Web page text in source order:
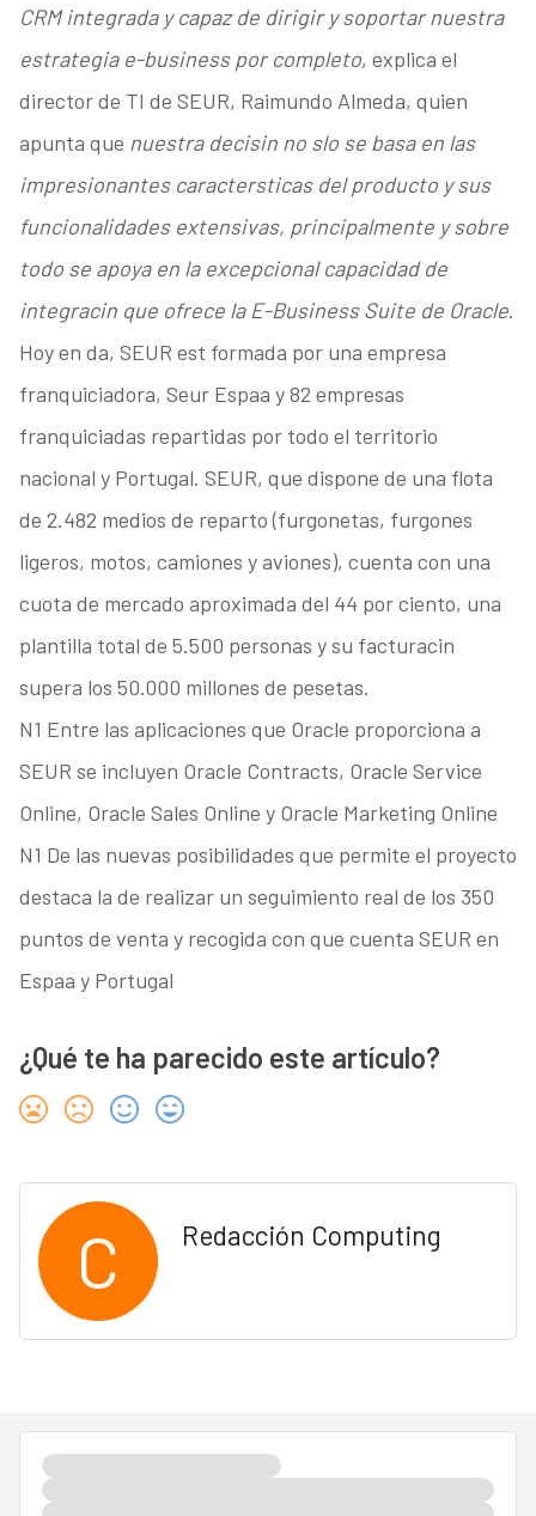
CRM integrada y capaz de dirigir y soportar nuestra
estrategia e-business por completo, explica el
director de TI de SEUR, Raimundo Almeda, quien
apunta que nuestra decisin no slo se basa en las
impresionantes caractersticas del producto y sus
funcionalidades extensivas, principalmente y sobre
todo se apoya en la excepcional capacidad de
integracin que ofrece la E-Business Suite de Oracle.
Hoy en da, SEUR est formada por una empresa
franquiciadora, Seur Espaa y 82 empresas
franquiciadas repartidas por todo el territorio
nacional y Portugal. SEUR, que dispone de una flota
de 2.482 medios de reparto (furgonetas, furgones
ligeros, motos, camiones y aviones), cuenta con una
cuota de mercado aproximada del 44 por ciento, una
plantilla total de 5.500 personas y su facturacin
supera los 50.000 millones de pesetas.
N1 Entre las aplicaciones que Oracle proporciona a
SEUR se incluyen Oracle Contracts, Oracle Service
Online, Oracle Sales Online y Oracle Marketing Online
N1 De las nuevas posibilidades que permite el proyecto
destaca la de realizar un seguimiento real de los 350
puntos de venta y recogida con que cuenta SEUR en
Espaa y Portugal
¿Qué te ha parecido este artículo?
C Redacción Computing